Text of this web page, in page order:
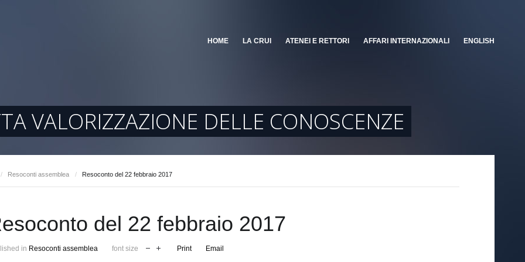
HOME LA CRUI ATENEI E RETTORI AFFARI INTERNAZIONALI ENGLISH
VALORIZZAZIONE DELLE CONOSCENZE
/ Resoconti assemblea / Resoconto del 22 febbraio 2017
del 22 febbraio 2017
in Resoconti assemblea font size Print Email